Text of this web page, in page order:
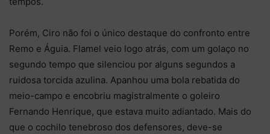
Porém, Ciro não foi o único destaque do confronto entre
Remo e Águia. Flamel veio logo atrás, com um golaço no
segundo tempo que silenciou por alguns segundos a
ruidosa torcida azulina. Apanhou uma bola rebatida do
meio-campo e encobriu magistralmente o goleiro
Fernando Henrique, que estava muito adiantado. Mais do
que o cochilo tenebroso dos defensores, deve-se